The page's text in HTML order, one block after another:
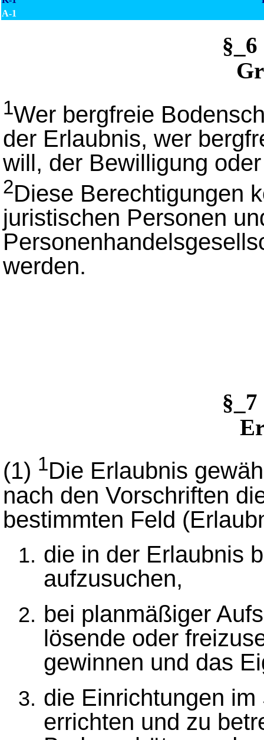
A-1
1Wer bergfreie
der Erlaubnis, wer
will, der Bewilligung
2Diese Berechtigungen
juristischen Personen
werden.
(1) 1Die Erlaubnis
nach den Vorschriften
bestimmten Feld
die in der Erlaubnis
aufzusuchen,
bei planmäßiger
lösende oder
gewinnen und das
die Einrichtungen
errichten und zu